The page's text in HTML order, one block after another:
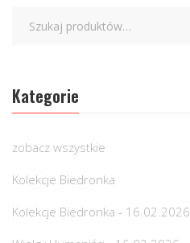
Kategorie
zobacz wszystkie
Kolekcje Biedronka
Kolekcje Biedronka - 16.02.2026